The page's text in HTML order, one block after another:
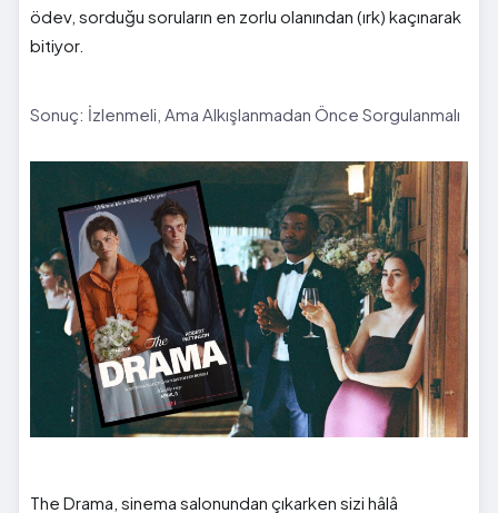
ödev, sorduğu soruların en zorlu olanından (ırk) kaçınarak
bitiyor.
Sonuç: İzlenmeli, Ama Alkışlanmadan Önce Sorgulanmalı
The Drama, sinema salonundan çıkarken sizi hâlâ